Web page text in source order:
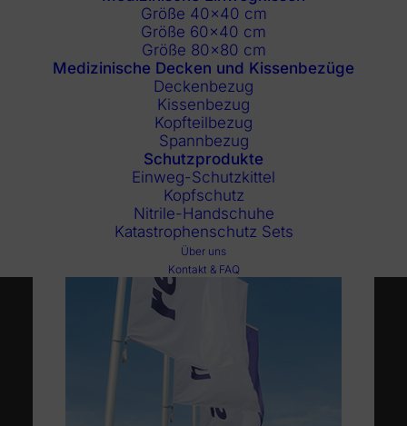
Größe 40×40 cm
Größe 60×40 cm
Größe 80×80 cm
Medizinische Decken und Kissenbezüge
Deckenbezug
Kissenbezug
Kopfteilbezug
Spannbezug
Schutzprodukte
Einweg-Schutzkittel
Kopfschutz
Nitrile-Handschuhe
Katastrophenschutz Sets
Über uns
Kontakt & FAQ